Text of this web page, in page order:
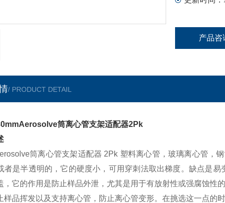
产品咨
/ PRODUCT DETAIL
筒离心管支架适配器2Pk
筒离心管支架适配器 2Pk 塑料离心管，玻璃离心管，
者是半透明的，它的硬度小，可用穿刺法取出梯度。缺点是
，它的作用是防止样品外泄，尤其是用于有放射性或强腐蚀性
样品挥发以及支持离心管，防止离心管变形。在挑选这一点的